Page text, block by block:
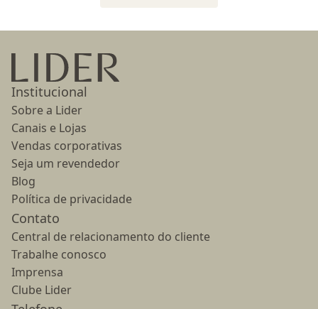
Ir para a página inicial
Institucional
Sobre a Lider
Canais e Lojas
Vendas corporativas
Seja um revendedor
Blog
Política de privacidade
Contato
Central de relacionamento do cliente
Trabalhe conosco
Imprensa
Clube Lider